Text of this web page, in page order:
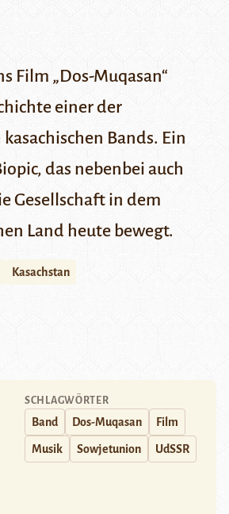
Film „Dos-Muqasan“
einer der
Bands. Ein
das nebenbei auch
Gesellschaft in dem
Land heute bewegt.
Kasachstan
SCHLAGWÖRTER
Band Dos-Muqasan Film
Musik Sowjetunion UdSSR